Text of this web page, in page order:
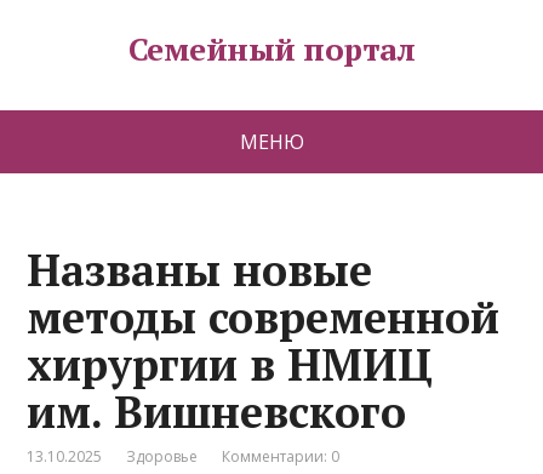
Семейный портал
МЕНЮ
Названы новые
методы современной
хирургии в НМИЦ
им. Вишневского
13.10.2025 Здоровье Комментарии: 0